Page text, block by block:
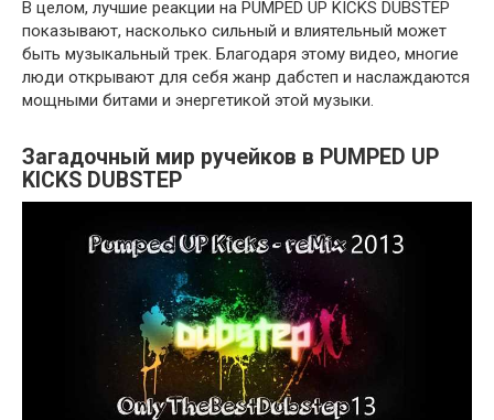
В целом, лучшие реакции на PUMPED UP KICKS DUBSTEP
показывают, насколько сильный и влиятельный может
быть музыкальный трек. Благодаря этому видео, многие
люди открывают для себя жанр дабстеп и наслаждаются
мощными битами и энергетикой этой музыки.
Загадочный мир ручейков в PUMPED UP
KICKS DUBSTEP